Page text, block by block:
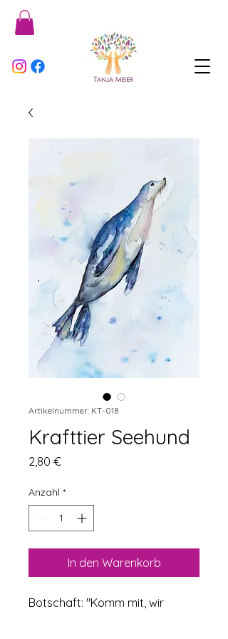
Artikelnummer: KT-018
Krafttier Seehund
2,80 €Preis
Anzahl *
In den Warenkorb
Botschaft: "Komm mit, wir